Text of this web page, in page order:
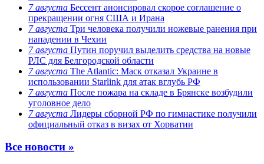
7 августа Бессент анонсировал скорое соглашение о
прекращении огня США и Ирана
7 августа Три человека получили ножевые ранения при
нападении в Чехии
7 августа Путин поручил выделить средства на новые
РЛС для Белгородской области
7 августа The Atlantic: Маск отказал Украине в
использовании Starlink для атак вглубь РФ
7 августа После пожара на складе в Брянске возбудили
уголовное дело
7 августа Лидеры сборной РФ по гимнастике получили
официальный отказ в визах от Хорватии
Все новости »